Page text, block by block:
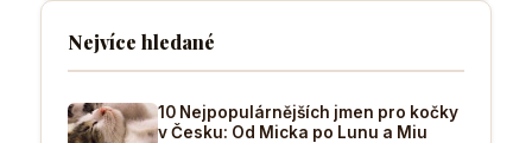
Nejvíce hledané
10 Nejpopulárnějších jmen pro kočky
v Česku: Od Micka po Lunu a Miu